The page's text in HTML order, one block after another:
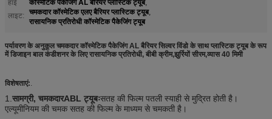
हाई
लाइट:
,
चमकदार कॉस्मेटिक एलए बैरियर प्लास्टिक ट्यूब,
रासायनिक प्रतिरोधी कॉस्मेटिक पैकेजिंग ट्यूब
पर्यावरण के अनुकूल चमकदार कॉस्मेटिक पैकेजिंग AL बैरियर सिल्वर विंडो के साथ प्लास्टिक ट्यूब के रूप
में डिजाइन बाल कंडीशनर के लिए रासायनिक प्रतिरोधी, बीबी क्रीम,झुर्रियों सीरम,व्यास 40 मिमी
विशेषताएं:.
1. सामग्री, चमकदारABL ट्यूबःसतह की फिल्म पतली स्याही से मुद्रित होती है।
एल्यूमीनियम की चमक सतह की फिल्म के माध्यम से चमकती है।